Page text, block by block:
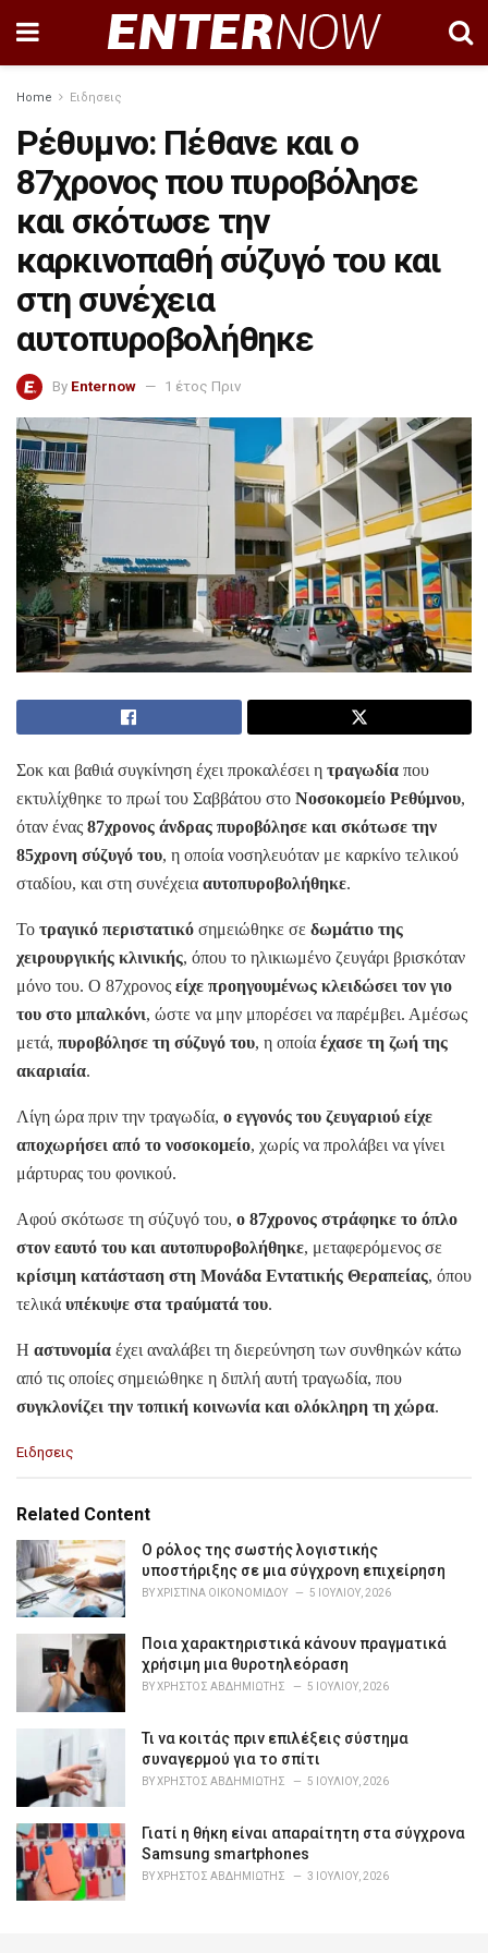
Home Ειδησεις
Ρέθυμνο: Πέθανε και ο
87χρονος που πυροβόλησε
και σκότωσε την
καρκινοπαθή σύζυγό του και
στη συνέχεια
αυτοπυροβολήθηκε
By Enternow 1 έτος Πριν
Σοκ και βαθιά συγκίνηση έχει προκαλέσει η τραγωδία που
εκτυλίχθηκε το πρωί του Σαββάτου στο Νοσοκομείο Ρεθύμνου,
όταν ένας 87χρονος άνδρας πυροβόλησε και σκότωσε την
85χρονη σύζυγό του, η οποία νοσηλευόταν με καρκίνο τελικού
σταδίου, και στη συνέχεια αυτοπυροβολήθηκε.
Το τραγικό περιστατικό σημειώθηκε σε δωμάτιο της
χειρουργικής κλινικής, όπου το ηλικιωμένο ζευγάρι βρισκόταν
μόνο του. Ο 87χρονος είχε προηγουμένως κλειδώσει τον γιο
του στο μπαλκόνι, ώστε να μην μπορέσει να παρέμβει. Αμέσως
μετά, πυροβόλησε τη σύζυγό του, η οποία έχασε τη ζωή της
ακαριαία.
Λίγη ώρα πριν την τραγωδία, ο εγγονός του ζευγαριού είχε
αποχωρήσει από το νοσοκομείο, χωρίς να προλάβει να γίνει
μάρτυρας του φονικού.
Αφού σκότωσε τη σύζυγό του, ο 87χρονος στράφηκε το όπλο
στον εαυτό του και αυτοπυροβολήθηκε, μεταφερόμενος σε
κρίσιμη κατάσταση στη Μονάδα Εντατικής Θεραπείας, όπου
τελικά υπέκυψε στα τραύματά του.
Η αστυνομία έχει αναλάβει τη διερεύνηση των συνθηκών κάτω
από τις οποίες σημειώθηκε η διπλή αυτή τραγωδία, που
συγκλονίζει την τοπική κοινωνία και ολόκληρη τη χώρα.
C
e
o
r
i
e
Ειδησεις
Related Content
Ο ρόλος της σωστής λογιστικής
υποστήριξης σε μια σύγχρονη επιχείρηση
BYΧΡΙΣΤΊΝΑ ΟΙΚΟΝΟΜΊΔΟΥ 5 ΙΟΥΛΊΟΥ, 2026
Ποια χαρακτηριστικά κάνουν πραγματικά
χρήσιμη μια θυροτηλεόραση
BYΧΡΉΣΤΟΣ ΑΒΔΗΜΙΏΤΗΣ 5 ΙΟΥΛΊΟΥ, 2026
Τι να κοιτάς πριν επιλέξεις σύστημα
συναγερμού για το σπίτι
BYΧΡΉΣΤΟΣ ΑΒΔΗΜΙΏΤΗΣ 5 ΙΟΥΛΊΟΥ, 2026
Γιατί η θήκη είναι απαραίτητη στα σύγχρονα
Samsung smartphones
BYΧΡΉΣΤΟΣ ΑΒΔΗΜΙΏΤΗΣ 3 ΙΟΥΛΊΟΥ, 2026